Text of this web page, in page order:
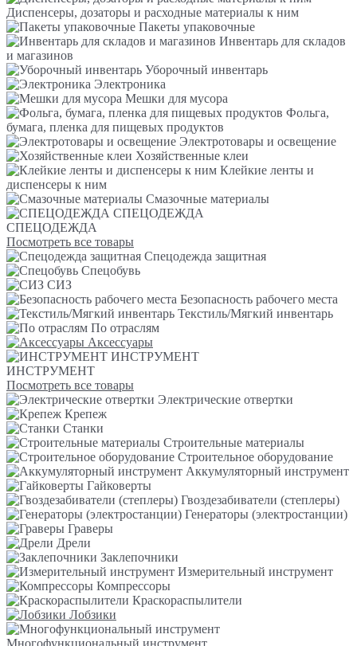
Диспенсеры, дозаторы и расходные материалы к ним
Пакеты упаковочные
Инвентарь для складов
и магазинов
Уборочный инвентарь
Электроника
Мешки для мусора
Фольга,
бумага, пленка для пищевых продуктов
Электротовары и освещение
Хозяйственные клеи
Клейкие ленты и
диспенсеры к ним
Смазочные материалы
СПЕЦОДЕЖДА
СПЕЦОДЕЖДА
Посмотреть все товары
Спецодежда защитная
Спецобувь
СИЗ
Безопасность рабочего места
Текстиль/Мягкий инвентарь
По отраслям
Аксессуары
ИНСТРУМЕНТ
ИНСТРУМЕНТ
Посмотреть все товары
Электрические отвертки
Крепеж
Станки
Строительные материалы
Строительное оборудование
Аккумуляторный инструмент
Гайковерты
Гвоздезабиватели (степлеры)
Генераторы (электростанции)
Граверы
Дрели
Заклепочники
Измерительный инструмент
Компрессоры
Краскораспылители
Лобзики
Многофункциональный инструмент